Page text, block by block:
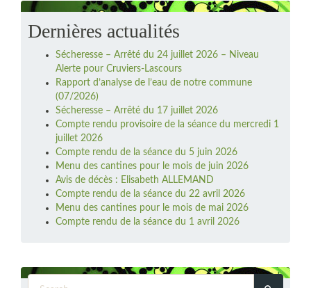
Dernières actualités
Sécheresse – Arrêté du 24 juillet 2026 – Niveau
Alerte pour Cruviers-Lascours
Rapport d’analyse de l’eau de notre commune
(07/2026)
Sécheresse – Arrêté du 17 juillet 2026
Compte rendu provisoire de la séance du mercredi 1
juillet 2026
Compte rendu de la séance du 5 juin 2026
Menu des cantines pour le mois de juin 2026
Avis de décès : Elisabeth ALLEMAND
Compte rendu de la séance du 22 avril 2026
Menu des cantines pour le mois de mai 2026
Compte rendu de la séance du 1 avril 2026
Search